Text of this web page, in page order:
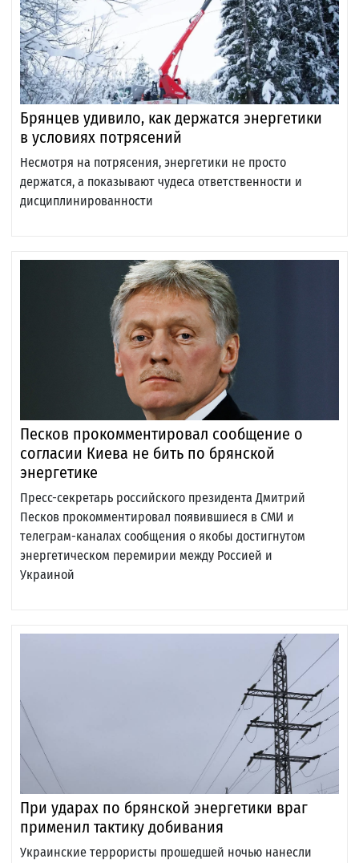
Брянцев удивило, как держатся энергетики
в условиях потрясений
Несмотря на потрясения, энергетики не просто
держатся, а показывают чудеса ответственности и
дисциплинированности
Песков прокомментировал сообщение о
согласии Киева не бить по брянской
энергетике
Пресс-секретарь российского президента Дмитрий
Песков прокомментировал появившиеся в СМИ и
телеграм-каналах сообщения о якобы достигнутом
энергетическом перемирии между Россией и
Украиной
При ударах по брянской энергетики враг
применил тактику добивания
Украинские террористы прошедшей ночью нанесли